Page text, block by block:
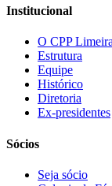
Institucional
O CPP
Estrutura
Equipe
Histórico
Diretoria
Ex-presidentes
Sócios
Seja sócio